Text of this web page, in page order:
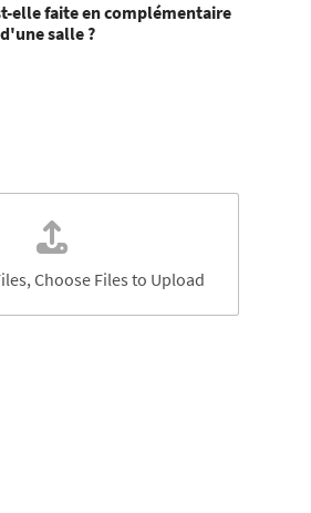
elle faite en complémentaire
salle ?
Choose Files to Upload